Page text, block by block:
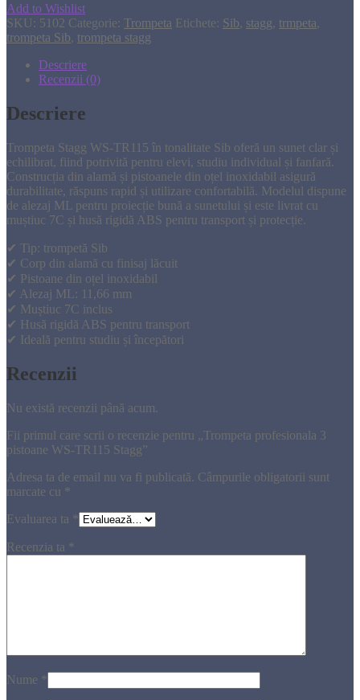
Add to Wishlist
SKU: 5102 Categorie: Trompeta Etichete: Sib, stagg, trmpeta,
trompeta Sib, trompeta stagg
Descriere
Recenzii (0)
Descriere
Trompeta Stagg WS-TR115 în tonalitate Sib oferă un sunet clar și
echilibrat, fiind potrivită pentru elevi, studiu individual și fanfară.
Construcția din alamă și pistoanele din oțel inoxidabil asigură
durabilitate, răspuns rapid și utilizare confortabilă. Modelul dispune
de alezaj ML pentru proiecție bună a sunetului și este livrat cu
muștiuc 7C și husă rigidă ABS pentru transport și protecție.
✔ Tip: trompetă Sib
✔ Corp din alamă cu finisaj lăcuit
✔ Pistoane din oțel inoxidabil
✔ Alezaj ML: 11,66 mm
✔ Muștiuc 7C inclus
✔ Husă rigidă ABS pentru transport
✔ Ideală pentru studiu și începători
Recenzii
Nu există recenzii până acum.
Fii primul care scrii o recenzie pentru „Trompeta profesionala 3
pistoane WS-TR115 Stagg”
Adresa ta de email nu va fi publicată. Câmpurile obligatorii sunt
marcate cu *
Evaluarea ta *
Recenzia ta *
Nume *